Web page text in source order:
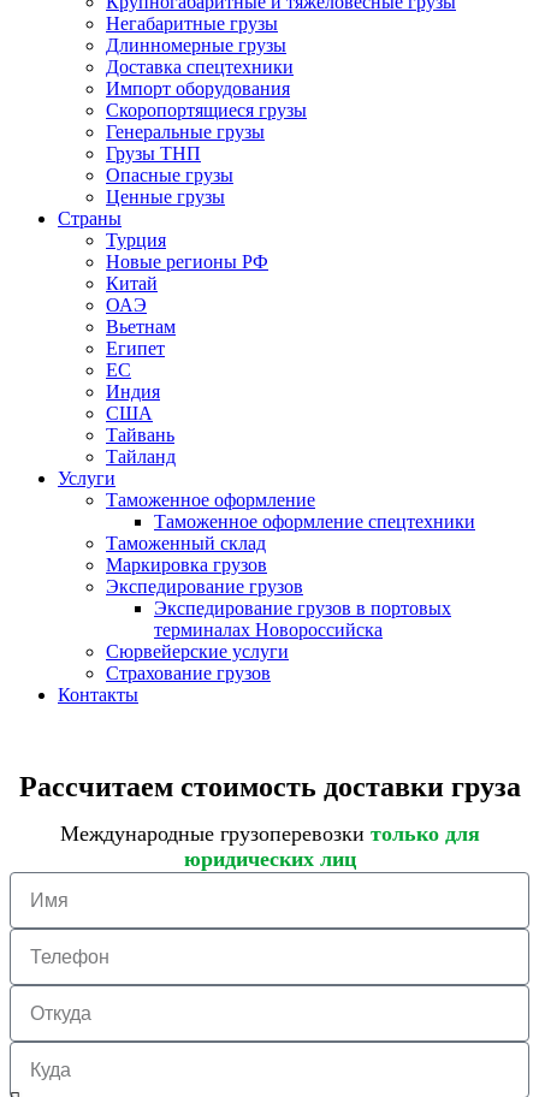
Негабаритные грузы
Длинномерные грузы
Доставка спецтехники
Импорт оборудования
Скоропортящиеся грузы
Генеральные грузы
Грузы ТНП
Опасные грузы
Ценные грузы
Страны
Турция
Новые регионы РФ
Китай
ОАЭ
Вьетнам
Египет
ЕС
Индия
США
Тайвань
Тайланд
Услуги
Таможенное оформление
Таможенное оформление спецтехники
Таможенный склад
Маркировка грузов
Экспедирование грузов
Экспедирование грузов в портовых
терминалах Новороссийска
Сюрвейерские услуги
Страхование грузов
Контакты
Рассчитаем стоимость доставки груза
Международные грузоперевозки только для
юридических лиц